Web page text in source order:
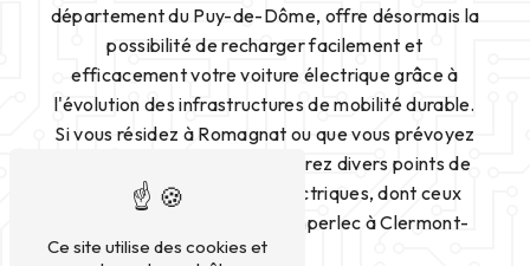
département du Puy-de-Dôme, offre désormais la
possibilité de recharger facilement et
efficacement votre voiture électrique grâce à
l'évolution des infrastructures de mobilité durable.
Si vous résidez à Romagnat ou que vous prévoyez
de vous y rendre, vous trouverez divers points de
recharge pour véhicules électriques, dont ceux
proposés par l'entreprise Amperlec à Clermont-
Ferrand.
Ce site utilise des cookies et